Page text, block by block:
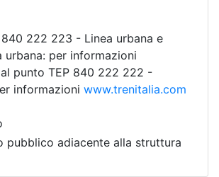
222 223 - Linea urbana e
urbana: per informazioni
punto TEP 840 222 222 -
informazioni www.trenitalia.com
pubblico adiacente alla struttura